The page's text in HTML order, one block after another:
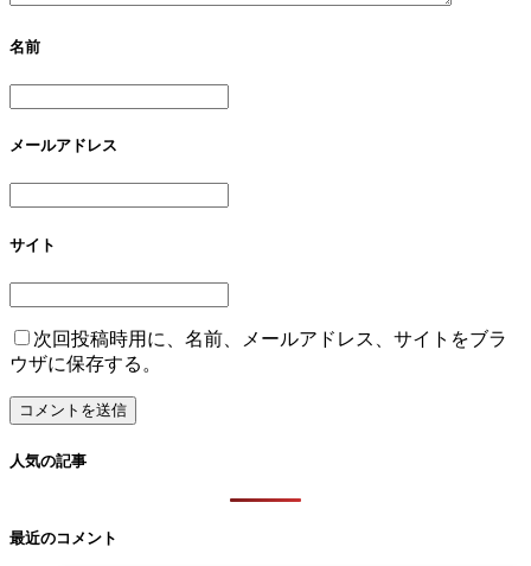
名前
メールアドレス
サイト
次回投稿時用に、名前、メールアドレス、サイトをブラ
ウザに保存する。
人気の記事
最近のコメント